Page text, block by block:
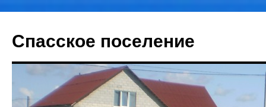
Спасское поселение